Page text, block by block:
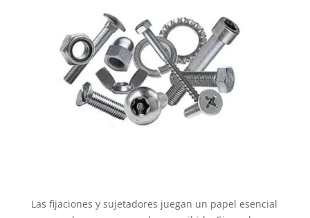
Las fijaciones y sujetadores juegan un papel esencial